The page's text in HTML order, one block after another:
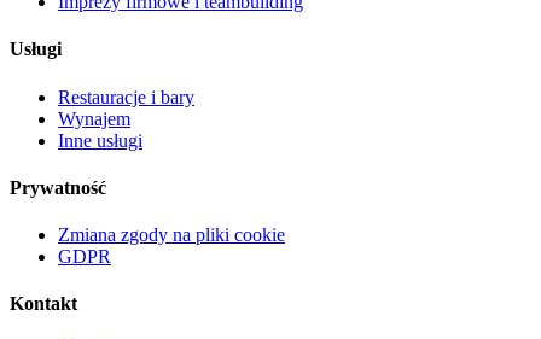
Usługi
Restauracje i bary
Wynajem
Inne usługi
Prywatność
Zmiana zgody na pliki cookie
GDPR
Kontakt